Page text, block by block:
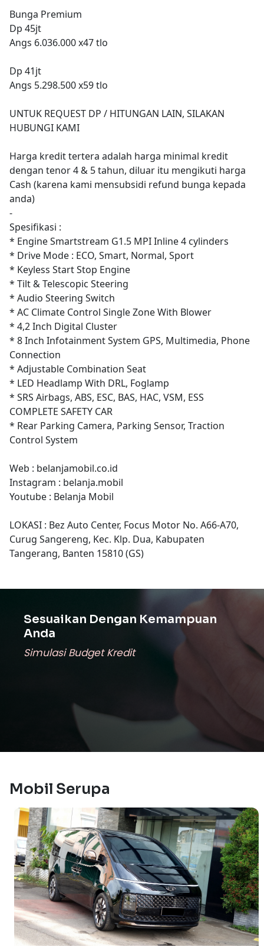
Bunga Premium
Dp 45jt
Angs 6.036.000 x47 tlo
Dp 41jt
Angs 5.298.500 x59 tlo
UNTUK REQUEST DP / HITUNGAN LAIN, SILAKAN
HUBUNGI KAMI
Harga kredit tertera adalah harga minimal kredit
dengan tenor 4 & 5 tahun, diluar itu mengikuti harga
Cash (karena kami mensubsidi refund bunga kepada
anda)
-
Spesifikasi :
* Engine Smartstream G1.5 MPI Inline 4 cylinders
* Drive Mode : ECO, Smart, Normal, Sport
* Keyless Start Stop Engine
* Tilt & Telescopic Steering
* Audio Steering Switch
* AC Climate Control Single Zone With Blower
* 4,2 Inch Digital Cluster
* 8 Inch Infotainment System GPS, Multimedia, Phone
Connection
* Adjustable Combination Seat
* LED Headlamp With DRL, Foglamp
* SRS Airbags, ABS, ESC, BAS, HAC, VSM, ESS
COMPLETE SAFETY CAR
* Rear Parking Camera, Parking Sensor, Traction
Control System
Web : belanjamobil.co.id
Instagram : belanja.mobil
Youtube : Belanja Mobil
LOKASI : Bez Auto Center, Focus Motor No. A66-A70,
Curug Sangereng, Kec. Klp. Dua, Kabupaten
Tangerang, Banten 15810 (GS)
Sesuaikan Dengan Kemampuan
Anda
Simulasi Budget Kredit
Mobil Serupa